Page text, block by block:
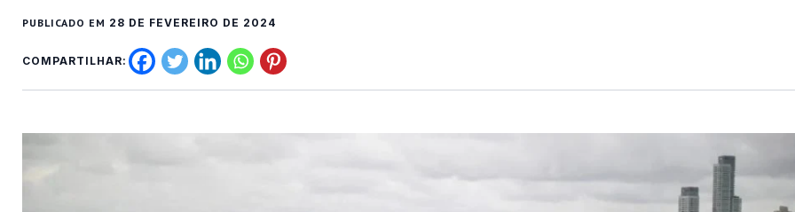
PUBLICADO EM 28 DE FEVEREIRO DE 2024
COMPARTILHAR: